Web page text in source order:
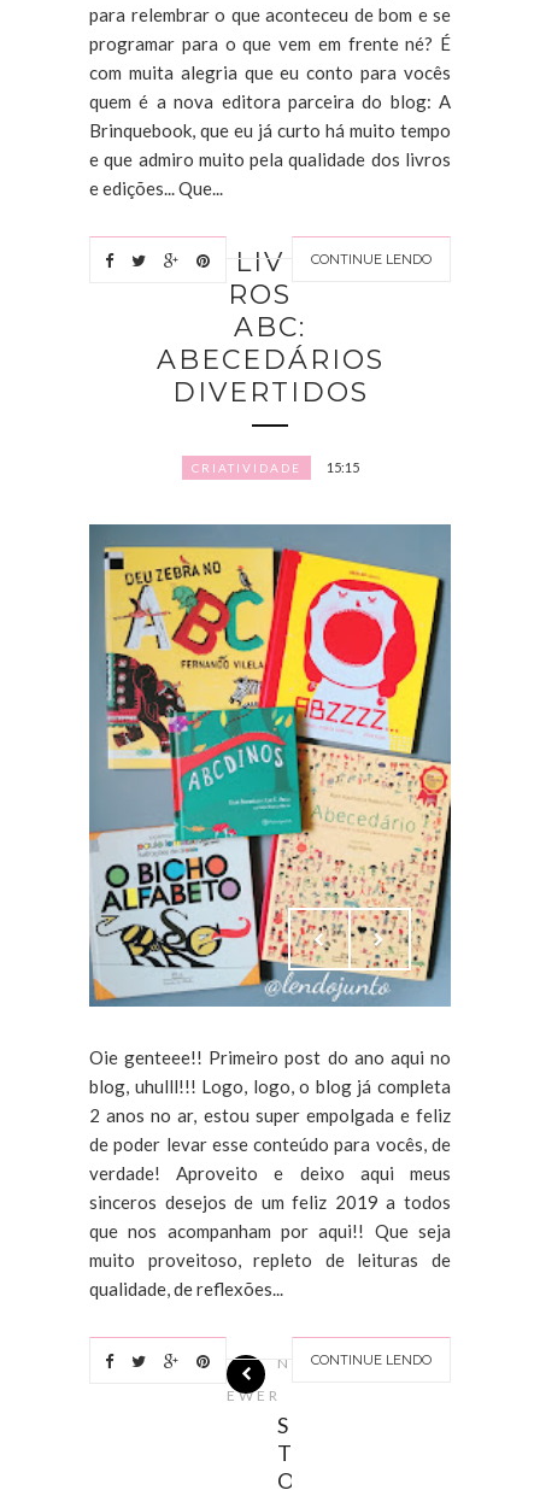
para relembrar o que aconteceu de bom e se
programar para o que vem em frente né? É
com muita alegria que eu conto para vocês
quem é a nova editora parceira do blog: A
Brinquebook, que eu já curto há muito tempo
e que admiro muito pela qualidade dos livros
e edições... Que...
CONTINUE LENDO
LIV
ROS
ABC:
ABECEDÁRIOS
DIVERTIDOS
CRIATIVIDADE 15:15
Oie genteee!! Primeiro post do ano aqui no
blog, uhulll!!! Logo, logo, o blog já completa
2 anos no ar, estou super empolgada e feliz
de poder levar esse conteúdo para vocês, de
verdade! Aproveito e deixo aqui meus
sinceros desejos de um feliz 2019 a todos
que nos acompanham por aqui!! Que seja
muito proveitoso, repleto de leituras de
qualidade, de reflexões...
CONTINUE LENDO
N
EWER
S
T
O